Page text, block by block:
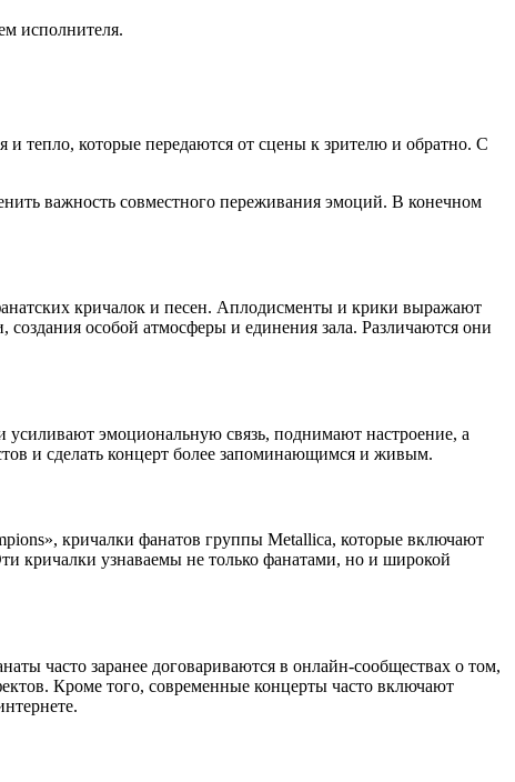
исполнителя.
тепло, которые передаются от сцены к зрителю и обратно. С
важность совместного переживания эмоций. В конечном
кричалок и песен. Аплодисменты и крики выражают
особой атмосферы и единения зала. Различаются они
эмоциональную связь, поднимают настроение, а
и сделать концерт более запоминающимся и живым.
кричалки фанатов группы Metallica, которые включают
кричалки узнаваемы не только фанатами, но и широкой
часто заранее договариваются в онлайн-сообществах о том,
Кроме того, современные концерты часто включают